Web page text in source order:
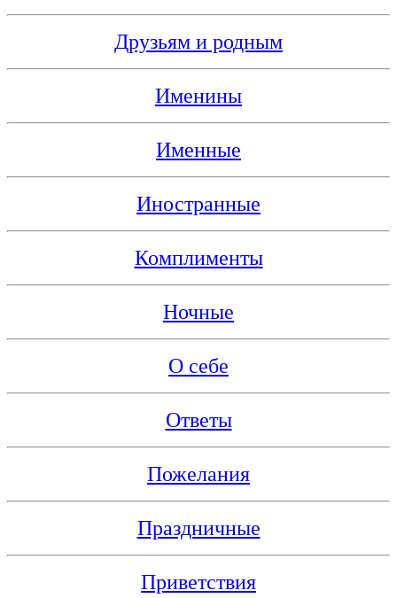
Друзьям и родным
Именины
Именные
Иностранные
Комплименты
Ночные
О себе
Ответы
Пожелания
Праздничные
Приветствия